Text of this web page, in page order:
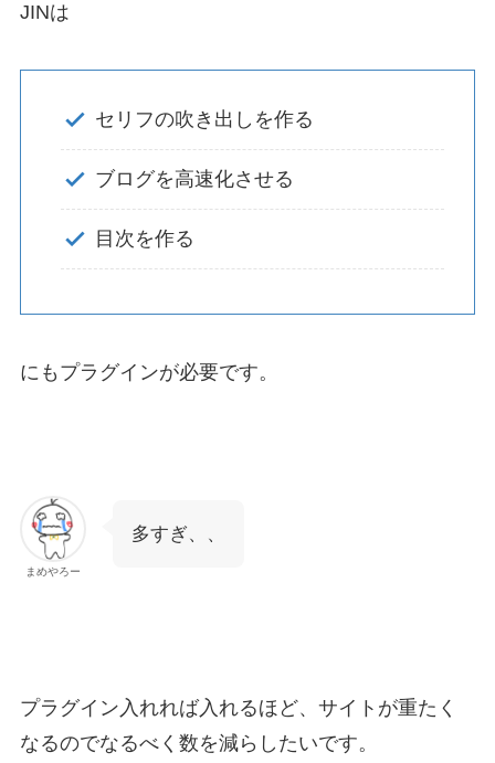
JINは
セリフの吹き出しを作る
ブログを高速化させる
目次を作る
にもプラグインが必要です。
まめやろー
多すぎ、、
プラグイン入れれば入れるほど、サイトが重たく
なるのでなるべく数を減らしたいです。